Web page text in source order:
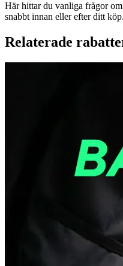
Här hittar du vanliga frågor
snabbt innan eller efter ditt köp.
Relaterade